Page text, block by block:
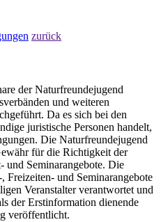
zurück
der Naturfreundejugend
und weiteren
Da es sich bei den
juristische Personen handelt,
Die Naturfreundejugend
für die Richtigkeit der
und Seminarangebote. Die
Freizeiten- und Seminarangebote
Veranstalter verantwortet und
der Erstinformation dienende
veröffentlicht.